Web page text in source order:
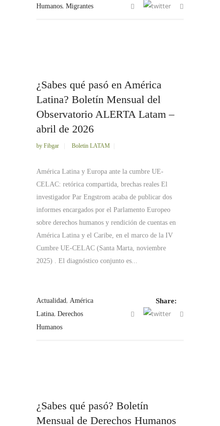
Humanos, Migrantes
¿Sabes qué pasó en América
Latina? Boletín Mensual del
Observatorio ALERTA Latam –
abril de 2026
by Fibgar Boletin LATAM
América Latina y Europa ante la cumbre UE-
CELAC: retórica compartida, brechas reales El
investigador Par Engstrom acaba de publicar dos
informes encargados por el Parlamento Europeo
sobre derechos humanos y rendición de cuentas en
América Latina y el Caribe, en el marco de la IV
Cumbre UE-CELAC (Santa Marta, noviembre
2025) . El diagnóstico conjunto es...
Actualidad, América
Latina, Derechos
Humanos
Share:
¿Sabes qué pasó? Boletín
Mensual de Derechos Humanos